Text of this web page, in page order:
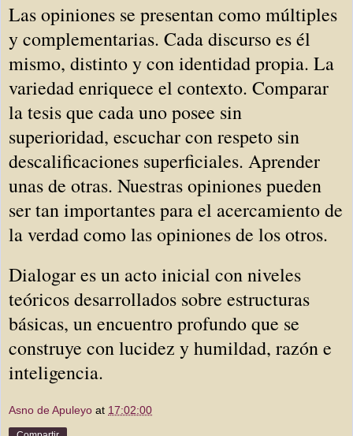
Las opiniones se presentan como múltiples
y complementarias. Cada discurso es él
mismo, distinto y con identidad propia. La
variedad enriquece el contexto. Comparar
la tesis que cada uno posee sin
superioridad, escuchar con respeto sin
descalificaciones superficiales. Aprender
unas de otras. Nuestras opiniones pueden
ser tan importantes para el acercamiento de
la verdad como las opiniones de los otros.
Dialogar es un acto inicial con niveles
teóricos desarrollados sobre estructuras
básicas, un encuentro profundo que se
construye con lucidez y humildad, razón e
inteligencia.
Asno de Apuleyo at 17:02:00